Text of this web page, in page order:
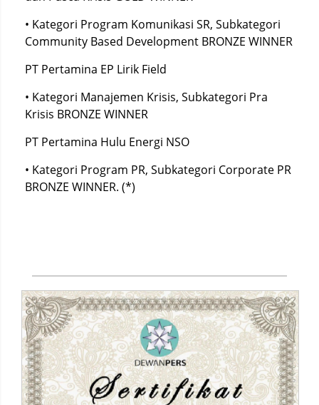
• Kategori Program Komunikasi SR, Subkategori
Community Based Development BRONZE WINNER
PT Pertamina EP Lirik Field
• Kategori Manajemen Krisis, Subkategori Pra
Krisis BRONZE WINNER
PT Pertamina Hulu Energi NSO
• Kategori Program PR, Subkategori Corporate PR
BRONZE WINNER. (*)